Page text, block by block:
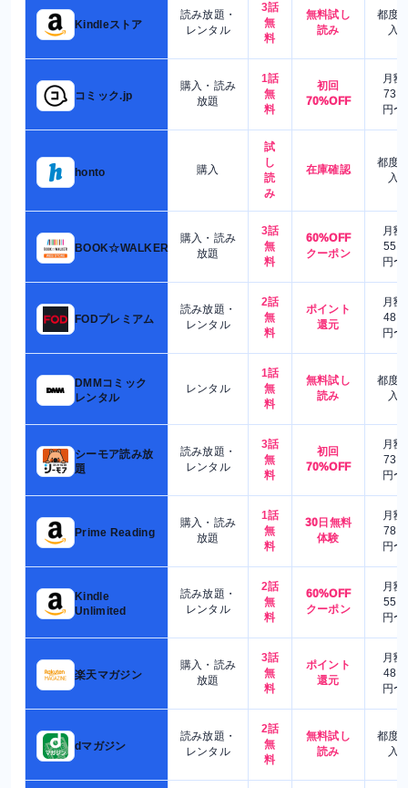
Kindleストア
読み放題・
レンタル
3話
無
料
無料試し
読み
都度
入
コミック.jp
購入・読み
放題
1話
無
料
初回
70%OFF
月額
730
円〜
honto 購入
試
し
読
み
在庫確認
都度
入
BOOK☆WALKER
購入・読み
放題
3話
無
料
60%OFF
クーポン
月額
550
円〜
FODプレミアム
読み放題・
レンタル
2話
無
料
ポイント
還元
月額
480
円〜
DMMコミック
レンタル
レンタル
1話
無
料
無料試し
読み
都度
入
シーモア読み放
題
読み放題・
レンタル
3話
無
料
初回
70%OFF
月額
730
円〜
Prime Reading
購入・読み
放題
1話
無
料
30日無料
体験
月額
780
円〜
Kindle
Unlimited
読み放題・
レンタル
2話
無
料
60%OFF
クーポン
月額
550
円〜
楽天マガジン
購入・読み
放題
3話
無
料
ポイント
還元
月額
480
円〜
dマガジン
読み放題・
レンタル
2話
無
料
無料試し
読み
都度
入